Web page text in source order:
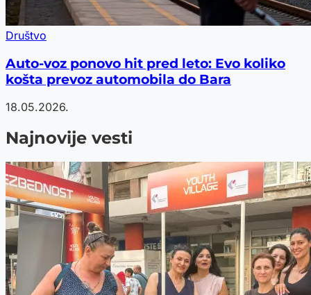
Društvo
Auto-voz ponovo hit pred leto: Evo koliko
košta prevoz automobila do Bara
18.05.2026.
Najnovije vesti